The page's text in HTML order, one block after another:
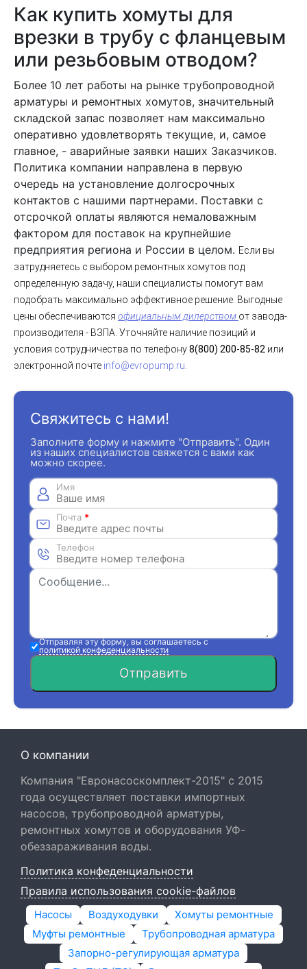
Как купить хомуты для
врезки в трубу с фланцевым
или резьбовым отводом?
Более 10 лет работы на рынке трубопроводной
арматуры и ремонтных хомутов, значительный
складской запас позволяет нам максимально
оперативно удовлетворять текущие, и, самое
главное, - аварийные заявки наших Заказчиков.
Политика компании направлена в первую
очередь на установление долгосрочных
контактов с нашими партнерами. Поставки с
отсрочкой оплаты являются немаловажным
фактором для поставок на крупнейшие
предприятия региона и России в целом. Если вы
затрудняетесь с выбором ремонтных хомутов под
определенную задачу, наши специалисты помогут вам
подобрать максимально эффективное решение. Выгодные
цены обеспечиваются официальным дилерством от завода-
производителя - ВЗПА. Уточняйте наличие позиций и
условия сотрудничества по телефону8(800) 200-85-82 или
электронной почте info@evropump.ru
Свяжитесь с нами!
Заполните форму и нажмите "Отправить". Один
из наших специалистов свяжется с вами как
можно скорее.
Имя
Почта *
Телефон
Отправляя эту форму, вы соглашаетесь с
политикой конфеденциальности
Отправить
О компании
Компания "Евронасоскомплект-2015" с 2015
года осуществляет поставки импортных
насосов, трубопроводной арматуры,
ремонтных хомутов и оборудования УФ-
обеззараживания воды.
Политика конфеденциальности
Правила использования cookie-файлов
Насосы Воздуходувки
Хомуты ремонтные
Муфты ремонтные
Трубопроводная арматура
Запорно-регулирующая арматура